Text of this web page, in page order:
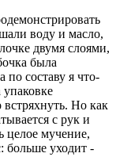
воду и масло,
двумя слоями,
была
по составу я что-
Но как
с рук и
целое мучение,
больше уходит -